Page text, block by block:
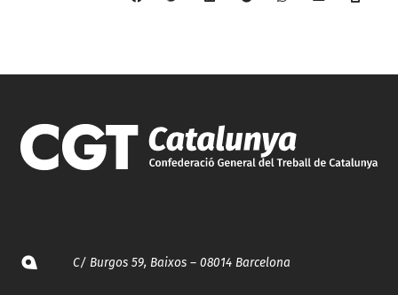
C/ Burgos 59, Baixos – 08014 Barcelona